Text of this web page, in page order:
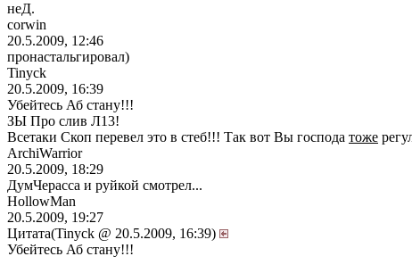
неД.
corwin
20.5.2009, 12:46
пронастальгировал)
Tinyck
20.5.2009, 16:39
Убейтесь Аб стану!!!
ЗЫ Про слив Л13!
Всетаки Скоп перевел это в стеб!!! Так вот Вы господа тоже
ArchiWarrior
20.5.2009, 18:29
ДумЧерасса и руйкой смотрел...
HollowMan
20.5.2009, 19:27
Цитата(Tinyck @ 20.5.2009, 16:39)
Убейтесь Аб стану!!!